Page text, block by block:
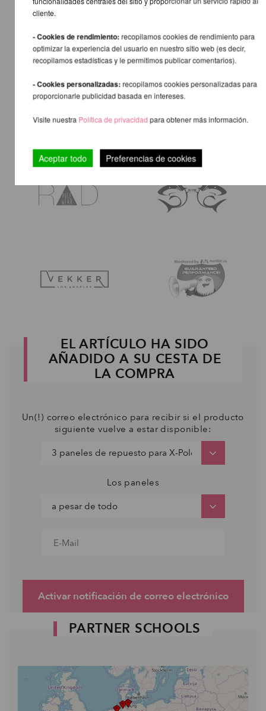
EL ARTÍCULO HA SIDO
AÑADIDO A SU CESTA DE
LA COMPRA
Un(!) correo electrónico para recibir si el producto
siguiente vuelve a estar disponible:
Los paneles
Activar notificación de correo electrónico
PARTNER SCHOOLS
cliente.
- Cookies de rendimiento:recopilamos cookies de rendimiento para
optimizar la experiencia del usuario en nuestro sitio web (es decir,
recopilamos estadísticas y le permitimos publicar comentarios).
- Cookies personalizadas:recopilamos cookies personalizadas para
proporcionarle publicidad basada en intereses.
Visite nuestra Política de privacidadpara obtener más información.
Aceptar todo Preferencias de cookies